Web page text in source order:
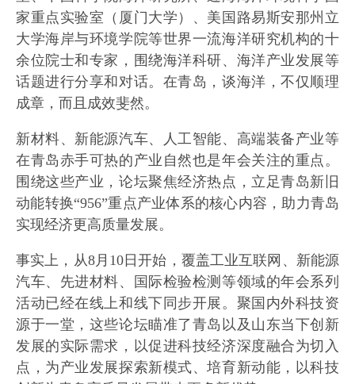
家重点实验室（厦门大学）、美国路易斯安那州立
大学海岸与环境学院等世界一流海洋研究机构的十
余位院士和专家，围绕海洋科研、海洋产业发展等
话题进行分享和对话。在青岛，谈海洋，不仅顺理
成章，而且成效斐然。
新材料、新能源汽车、人工智能、高端装备产业等
在青岛赤手可热的产业自然也是年会关注的重点。
围绕这些产业，论坛聚焦经济热点，立足青岛新旧
动能转换“956”重点产业体系的核心内容，助力青岛
实现经济更高质量发展。
事实上，从8月10日开始，覆盖工业互联网、新能源
汽车、先进材料、国际检验检测等领域的年会系列
活动已经在线上和线下同步开展。聚国内外科技资
源于一堂，这些论坛瞄准了青岛以及山东当下创新
发展的实际需求，以促进科技经济深度融合为切入
点，为产业发展探索新模式、培育新动能，以科技